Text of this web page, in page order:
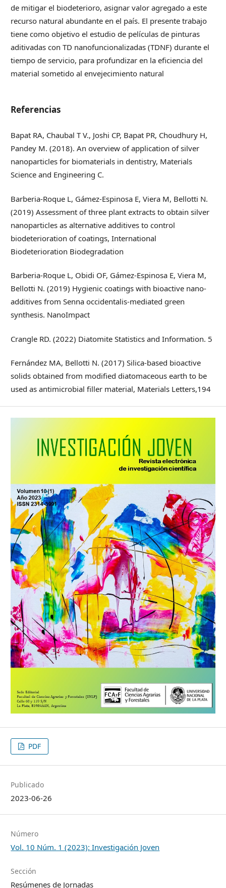
de mitigar el biodeterioro, asignar valor agregado a este
recurso natural abundante en el país. El presente trabajo
tiene como objetivo el estudio de películas de pinturas
aditivadas con TD nanofuncionalizadas (TDNF) durante el
tiempo de servicio, para profundizar en la eficiencia del
material sometido al envejecimiento natural
Referencias
Bapat RA, Chaubal T V., Joshi CP, Bapat PR, Choudhury H,
Pandey M. (2018). An overview of application of silver
nanoparticles for biomaterials in dentistry, Materials
Science and Engineering C.
Barberia-Roque L, Gámez-Espinosa E, Viera M, Bellotti N.
(2019) Assessment of three plant extracts to obtain silver
nanoparticles as alternative additives to control
biodeterioration of coatings, International
Biodeterioration Biodegradation
Barberia-Roque L, Obidi OF, Gámez-Espinosa E, Viera M,
Bellotti N. (2019) Hygienic coatings with bioactive nano-
additives from Senna occidentalis-mediated green
synthesis. NanoImpact
Crangle RD. (2022) Diatomite Statistics and Information. 5
Fernández MA, Bellotti N. (2017) Silica-based bioactive
solids obtained from modified diatomaceous earth to be
used as antimicrobial filler material, Materials Letters,194
PDF
Publicado
2023-06-26
Número
Vol. 10 Núm. 1 (2023): Investigación Joven
Sección
Resúmenes de Jornadas